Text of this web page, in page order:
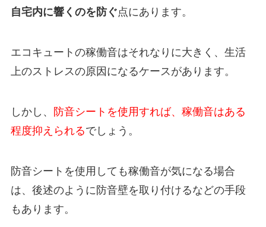
自宅内に響くのを防ぐ点にあります。
エコキュートの稼働音はそれなりに大きく、生活
上のストレスの原因になるケースがあります。
しかし、 防音シートを使用すれば、稼働音はある
程度抑えられるでしょう。
防音シートを使用しても稼働音が気になる場合
は、後述のように防音壁を取り付けるなどの手段
もあります。